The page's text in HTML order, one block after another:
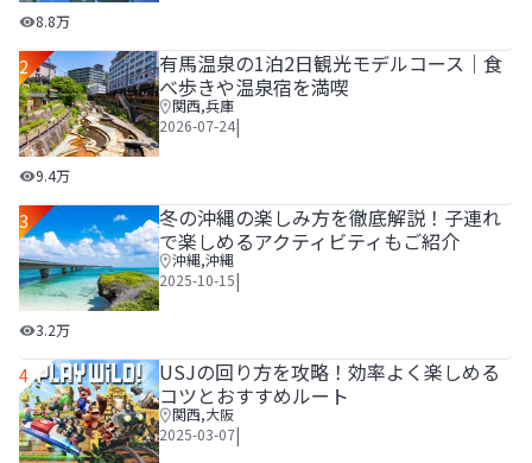
広島観光1泊2日モデルコース！世界遺産とグルメを堪能す
8.8万
2
有馬温泉の1泊2日観光モデルコース｜食べ歩きや温泉宿を
9.4万
有馬温泉の1泊2日観光モデルコース｜食
べ歩きや温泉宿を満喫
関西,兵庫
2026-07-24|
3
冬の沖縄の楽しみ方を徹底解説！子連れで楽しめるアクテ
3.2万
冬の沖縄の楽しみ方を徹底解説！子連れ
で楽しめるアクティビティもご紹介
沖縄,沖縄
2025-10-15|
4
USJの回り方を攻略！効率よく楽しめる
コツとおすすめルート
関西,大阪
2025-03-07|